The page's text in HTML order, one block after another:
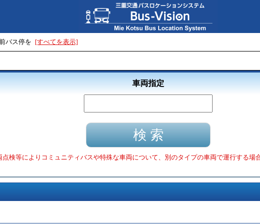
バス停を [すべてを表示]
車両指定
点検等によりコミュニティバスや特殊な車両について、別のタイプの車両で運行する場